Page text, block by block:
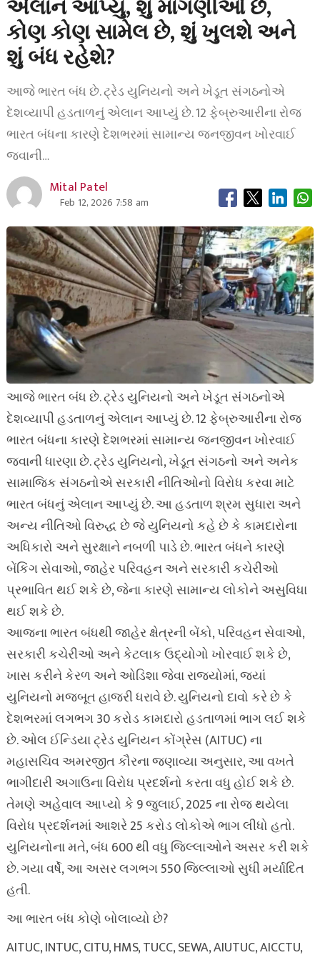
એલાન આપ્યું, શું માંગણીઓ છે,
કોણ કોણ સામેલ છે, શું ખુલશે અને
શું બંધ રહેશે?
આજે ભારત બંધ છે. ટ્રેડ યુનિયનો અને ખેડૂત સંગઠનોએ
દેશવ્યાપી હડતાળનું એલાન આપ્યું છે. 12 ફેબ્રુઆરીના રોજ
ભારત બંધના કારણે દેશભરમાં સામાન્ય જનજીવન ખોરવાઈ
જવાની…
Mital Patel
Feb 12, 2026 7:58 am
આજે ભારત બંધ છે. ટ્રેડ યુનિયનો અને ખેડૂત સંગઠનોએ
દેશવ્યાપી હડતાળનું એલાન આપ્યું છે. 12 ફેબ્રુઆરીના રોજ
ભારત બંધના કારણે દેશભરમાં સામાન્ય જનજીવન ખોરવાઈ
જવાની ધારણા છે. ટ્રેડ યુનિયનો, ખેડૂત સંગઠનો અને અનેક
સામાજિક સંગઠનોએ સરકારી નીતિઓનો વિરોધ કરવા માટે
ભારત બંધનું એલાન આપ્યું છે. આ હડતાળ શ્રમ સુધારા અને
અન્ય નીતિઓ વિરુદ્ધ છે જે યુનિયનો કહે છે કે કામદારોના
અધિકારો અને સુરક્ષાને નબળી પાડે છે. ભારત બંધને કારણે
બેંકિંગ સેવાઓ, જાહેર પરિવહન અને સરકારી કચેરીઓ
પ્રભાવિત થઈ શકે છે, જેના કારણે સામાન્ય લોકોને અસુવિધા
થઈ શકે છે.
આજના ભારત બંધથી જાહેર ક્ષેત્રની બેંકો, પરિવહન સેવાઓ,
સરકારી કચેરીઓ અને કેટલાક ઉદ્યોગો ખોરવાઈ શકે છે,
ખાસ કરીને કેરળ અને ઓડિશા જેવા રાજ્યોમાં, જ્યાં
યુનિયનો મજબૂત હાજરી ધરાવે છે. યુનિયનો દાવો કરે છે કે
દેશભરમાં લગભગ 30 કરોડ કામદારો હડતાળમાં ભાગ લઈ શકે
છે. ઓલ ઈન્ડિયા ટ્રેડ યુનિયન કોંગ્રેસ (AITUC) ના
મહાસચિવ અમરજીત કૌરના જણાવ્યા અનુસાર, આ વખતે
ભાગીદારી અગાઉના વિરોધ પ્રદર્શનો કરતા વધુ હોઈ શકે છે.
તેમણે અહેવાલ આપ્યો કે 9 જુલાઈ, 2025 ના રોજ થયેલા
વિરોધ પ્રદર્શનમાં આશરે 25 કરોડ લોકોએ ભાગ લીધો હતો.
યુનિયનોના મતે, બંધ 600 થી વધુ જિલ્લાઓને અસર કરી શકે
છે. ગયા વર્ષે, આ અસર લગભગ 550 જિલ્લાઓ સુધી મર્યાદિત
હતી.
આ ભારત બંધ કોણે બોલાવ્યો છે?
AITUC, INTUC, CITU, HMS, TUCC, SEWA, AIUTUC, AICCTU,